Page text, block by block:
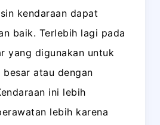
kendaraan dapat
baik. Terlebih lagi pada
yang digunakan untuk
atau dengan
ini lebih
lebih karena